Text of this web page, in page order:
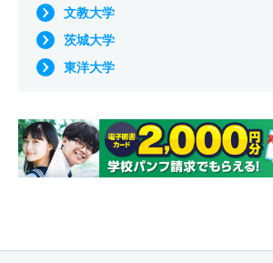
文教大学
茨城大学
東洋大学